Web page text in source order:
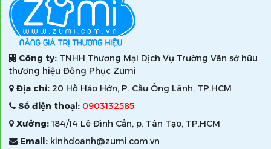
Công ty: TNHH Thương Mại Dịch Vụ Trường Vân sở hữu
thương hiệu Đồng Phục Zumi
Địa chỉ: 20 Hồ Hảo Hớn, P. Cầu Ông Lãnh, TP.HCM
Số điện thoại: 0903132585
Xưởng:184/14 Lê Đình Cẩn, p. Tân Tạo, TP.HCM
Email: kinhdoanh@zumi.com.vn